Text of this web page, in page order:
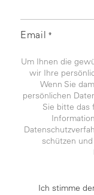
Email *
Um Ihnen die
wir Ihre
Wenn Sie
persönlichen
Sie bitte das
schützen
Ich stimme